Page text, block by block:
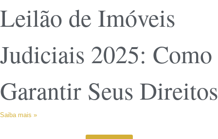
Leilão de Imóveis
Judiciais 2025: Como
Garantir Seus Direitos
Saiba mais »